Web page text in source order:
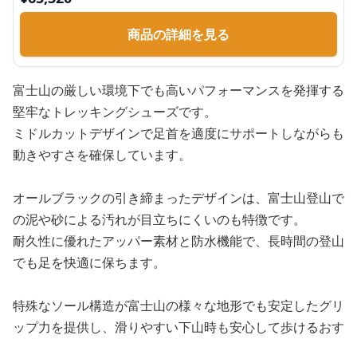
商品の詳細を見る
富士山の厳しい環境下でも高いパフォーマンスを発揮する
堅牢なトレッキングシューズです。
ミドルカットデザインで足首を適度にサポートしながらも
動きやすさを確保しています。
オールブラックの引き締まったデザインは、富士山登山で
の泥や砂による汚れが目立ちにくいのも特徴です。
耐久性に優れたアッパー素材と防水機能で、長時間の登山
でも足を快適に保ちます。
特殊なソール構造が富士山の様々な地形でも安定したグリ
ップ力を提供し、滑りやすい下山時も安心して歩けるおす